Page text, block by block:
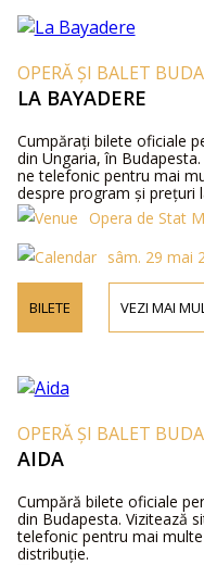
OPERĂ ȘI BALET
LA BAYADERE
Cumpărați bilete oficiale
din Ungaria, în
ne telefonic pentru mai
despre program și prețuri
Opera de Stat
sâm. 29 mai
BILETE VEZI MAI
OPERĂ ȘI BALET
AIDA
Cumpără bilete oficiale
din Budapesta. Vizitează
telefonic pentru mai
distribuție.